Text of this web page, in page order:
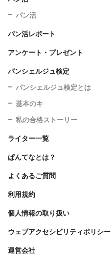
パン活
パン活レポート
アンケート・プレゼント
パンシェルジュ検定
パンシェルジュ検定とは
基本のキ
私の合格ストーリー
ライター一覧
ぱんてなとは？
よくあるご質問
利用規約
個人情報の取り扱い
ウェブアクセシビリティポリシー
運営会社